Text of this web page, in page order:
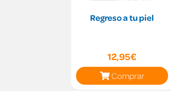
Regreso a tu piel
12,95€
Comprar